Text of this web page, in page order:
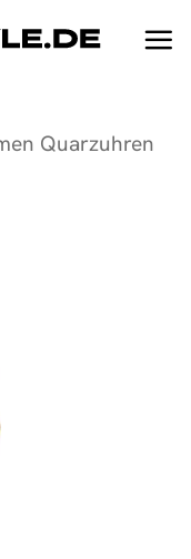
Quarzuhren